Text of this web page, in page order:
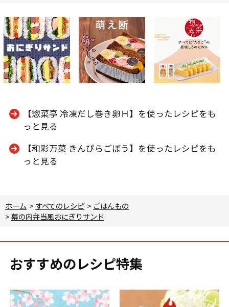
【惣菜亭 冷凍だし巻き卵Ｈ】を使ったレシピをも
っと見る
【和彩万菜 きんぴらごぼう】を使ったレシピをも
っと見る
ホーム > すべてのレシピ > ごはんもの
>幕の内弁当風おにぎりサンド
おすすめのレシピ特集